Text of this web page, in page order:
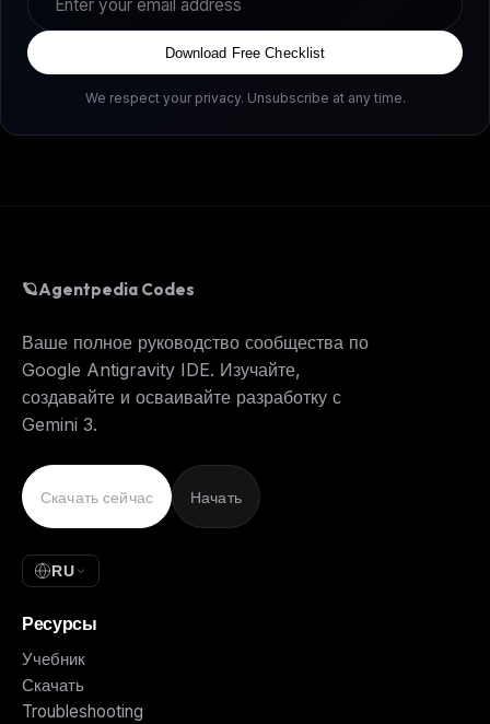
Download Free Checklist
We respect your privacy. Unsubscribe at any time.
🪐Agentpedia Codes
Ваше полное руководство сообщества по
Google Antigravity IDE. Изучайте,
создавайте и осваивайте разработку с
Gemini 3.
Скачать сейчас Начать
RU
Ресурсы
Учебник
Скачать
Troubleshooting